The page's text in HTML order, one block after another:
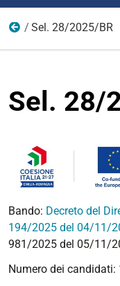
2025
Sel. 28/2025/BR
Sel. 28/
Bando: Decreto del
194/2025 del 04/11/
981/2025 del 05/11/
Numero dei candidati: